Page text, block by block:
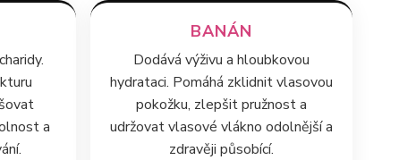
a
BANÁN
Dodává výživu a hloubkovou
hydrataci. Pomáhá zklidnit vlasovou
pokožku, zlepšit pružnost a
udržovat vlasové vlákno odolnější a
zdravěji působící.